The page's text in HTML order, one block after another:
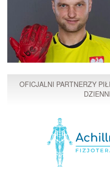
OFICJALNI PARTNERZY